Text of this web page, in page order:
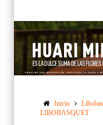
Inicio
LIBOBASQUET